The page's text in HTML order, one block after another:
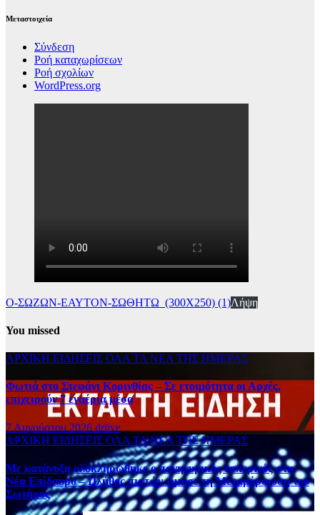
Μεταστοιχεία
Σύνδεση
Ροή καταχωρίσεων
Ροή σχολίων
WordPress.org
Ο-ΣΩΖΩΝ-ΕΑΥΤΟΝ-ΣΩΘΗΤΩ_(300Χ250) (1)Λήψη
You missed
ΑΡΧΙΚΗ ΕΙΔΗΣΕΙΣ ΟΛΑ ΤΑ ΝΕΑ ΤΗΣ ΗΜΕΡΑΣ
Φωτιά στο Στεφάνι Κορινθίας – Σε ετοιμότητα οι Αρχές,
επιχειρούν 7 εναέρια μέσα
7 Αυγούστου 2026drlive
ΑΡΧΙΚΗ ΕΙΔΗΣΕΙΣ ΟΛΑ ΤΑ ΝΕΑ ΤΗΣ ΗΜΕΡΑΣ
Με κατάνυξη ολοκληρώθηκε ο πανηγυρικός εσπερινός στη
Νέα Επίδαυρο – Πλήθος πιστών τίμησε τη Μεταμόρφωση του
Σωτήρος